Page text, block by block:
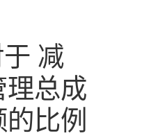
减
总成
比例